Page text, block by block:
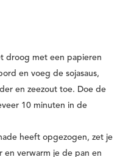
droog met een papieren
en voeg de sojasaus,
en zeezout toe. Doe de
10 minuten in de
heeft opgezogen, zet je
en verwarm je de pan en